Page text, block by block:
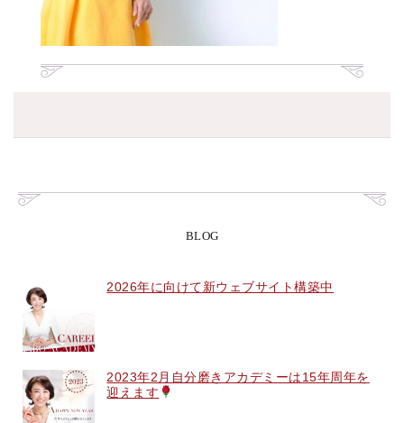
BLOG
2026年に向けて新ウェブサイト構築中
2023年2月自分磨きアカデミーは15年周年を
迎えます